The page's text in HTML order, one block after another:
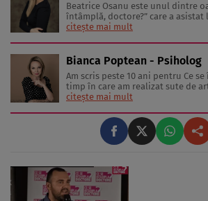
Beatrice Osanu este unul dintre
întâmplă, doctore?” care a
în 2002 şi a revistei în 2005. În anii
au inspirat-o, ...
citește mai mult
Bianca Poptean - Psiholog
Am scris peste 10 ani pentru Ce
timp în care am realizat sute de
medici și specialiști în diverse
băieți minunați care mi-au oferit
citește mai mult